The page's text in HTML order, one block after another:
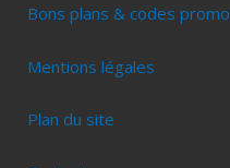
Bons plans & codes promo
Mentions légales
Plan du site